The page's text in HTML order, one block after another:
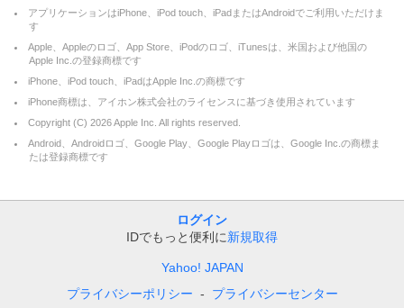
アプリケーションはiPhone、iPod touch、iPadまたはAndroidでご利用いただけま
す
Apple、Appleのロゴ、App Store、iPodのロゴ、iTunesは、米国および他国の
Apple Inc.の登録商標です
iPhone、iPod touch、iPadはApple Inc.の商標です
iPhone商標は、アイホン株式会社のライセンスに基づき使用されています
Copyright (C) 2026Apple Inc. All rights reserved.
Android、Androidロゴ、Google Play、Google Playロゴは、Google Inc.の商標ま
たは登録商標です
ログイン
IDでもっと便利に新規取得
Yahoo! JAPAN
プライバシーポリシー
プライバシーセンター